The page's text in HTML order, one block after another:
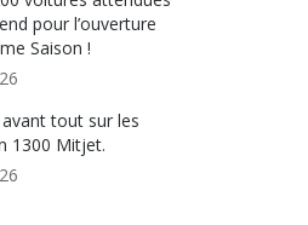
pour l’ouverture
Saison !
tout sur les
1300 Mitjet.